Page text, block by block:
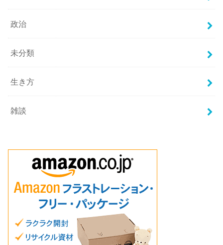
政治
未分類
生き方
雑談